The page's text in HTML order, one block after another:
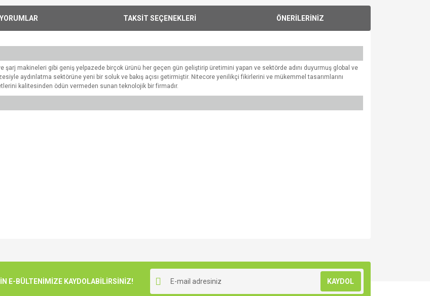
YORUMLAR TAKSİT SEÇENEKLERİ ÖNERİLERİNİZ
şarj makineleri gibi geniş yelpazede birçok ürünü her geçen gün geliştirip üretimini yapan ve sektörde adını duyurmuş global ve
aydınlatma sektörüne yeni bir soluk ve bakış açısı getirmiştir. Nitecore yenilikçi fikirlerini ve mükemmel tasarımlarını
kalitesinden ödün vermeden sunan teknolojik bir firmadır.
E-BÜLTENİMİZE KAYDOLABİLİRSİNİZ! KAYDOL